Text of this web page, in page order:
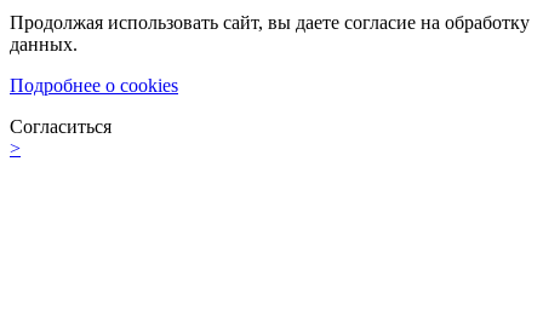
Продолжая использовать сайт, вы даете согласие на обработку
данных.
Подробнее о cookies
Согласиться
>